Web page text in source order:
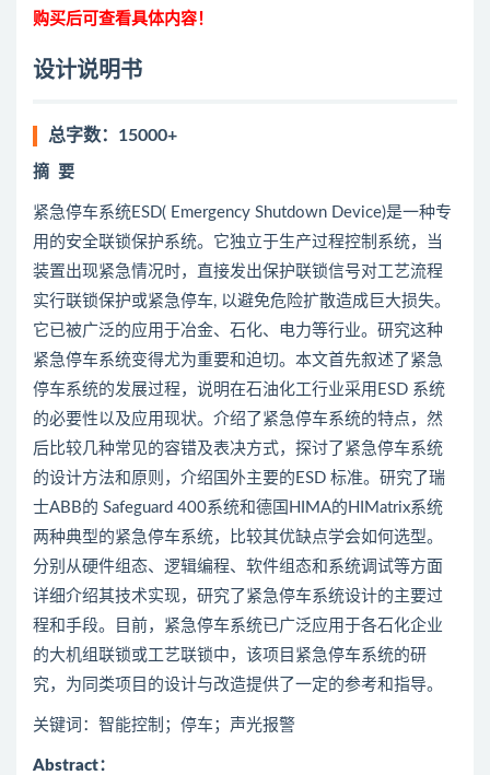
购买后可查看具体内容！
设计说明书
总字数：15000+
摘 要
紧急停车系统ESD( Emergency Shutdown Device)是一种专
用的安全联锁保护系统。它独立于生产过程控制系统，当
装置出现紧急情况时，直接发出保护联锁信号对工艺流程
实行联锁保护或紧急停车, 以避免危险扩散造成巨大损失。
它已被广泛的应用于冶金、石化、电力等行业。研究这种
紧急停车系统变得尤为重要和迫切。本文首先叙述了紧急
停车系统的发展过程，说明在石油化工行业采用ESD 系统
的必要性以及应用现状。介绍了紧急停车系统的特点，然
后比较几种常见的容错及表决方式，探讨了紧急停车系统
的设计方法和原则，介绍国外主要的ESD 标准。研究了瑞
士ABB的 Safeguard 400系统和德国HIMA的HIMatrix系统
两种典型的紧急停车系统，比较其优缺点学会如何选型。
分别从硬件组态、逻辑编程、软件组态和系统调试等方面
详细介绍其技术实现，研究了紧急停车系统设计的主要过
程和手段。目前，紧急停车系统已广泛应用于各石化企业
的大机组联锁或工艺联锁中，该项目紧急停车系统的研
究，为同类项目的设计与改造提供了一定的参考和指导。
关键词：智能控制；停车；声光报警
Abstract：